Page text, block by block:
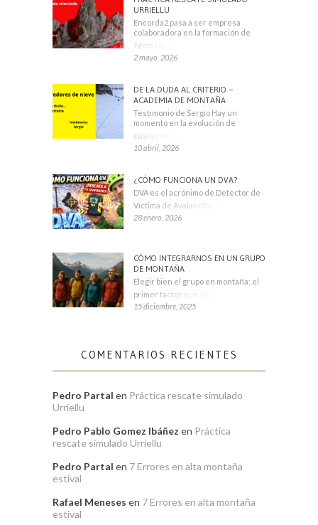
URRIELLU
Encorda2 pasa a ser empresa
colaboradora en la formación de
Técnicos Deportivos
2 mayo, 2026
DE LA DUDA AL CRITERIO –
ACADEMIA DE MONTAÑA
Testimonio de Sergio Hay un
momento en la evolución de
cualquier montañero
10 abril, 2026
¿CÓMO FUNCIONA UN DVA?
DVA es el acrónimo de Detector de
Víctima de Avalancha. También se
28 enero, 2026
CÓMO INTEGRARNOS EN UN GRUPO
DE MONTAÑA
Elegir bien el grupo en montaña: el
primer factor que condiciona tu
15 diciembre, 2025
COMENTARIOS RECIENTES
Pedro Partal en Práctica rescate simulado
Urriellu
Pedro Pablo Gomez Ibáñez en Práctica
rescate simulado Urriellu
Pedro Partal en 7 Errores en alta montaña
estival
Rafael Meneses en 7 Errores en alta montaña
estival